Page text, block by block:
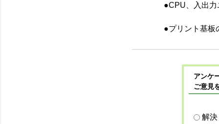
●CPU、入出
●プリント基板
アンケ
ご意見
解